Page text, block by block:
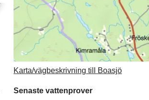
Karta/vägbeskrivning till Boasjö
Senaste vattenprover